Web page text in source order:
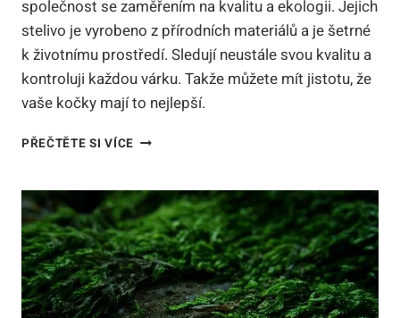
společnost se zaměřením na kvalitu a ekologii. Jejich
stelivo je vyrobeno z přírodních materiálů a je šetrné
k životnímu prostředí. Sledují neustále svou kvalitu a
kontroluji každou várku. Takže můžete mít jistotu, že
vaše kočky mají to nejlepší.
PŘEČTĚTE SI VÍCEKDO
STELIVA
PRO
KOČKY
HUHUBAMBOO:
ZÁZNAMY
O
KVALITĚ!